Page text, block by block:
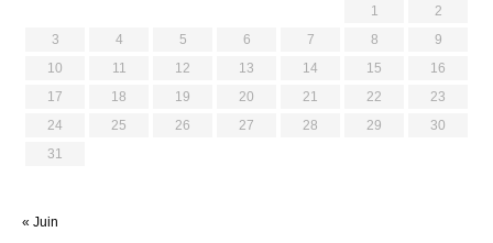
1
2
3
4 5 6 7 8
9
10
11 12 13 14 15
16
17
18 19 20 21 22
23
24
25 26 27 28 29
30
31
« Juin